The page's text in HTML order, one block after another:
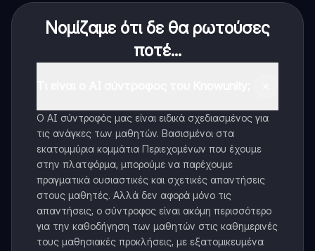
Νομίζαμε ότι δε θα ρωτούσες
ποτέ...
Ο AI σύντροφός μας είναι ειδικά σχεδιασμένος για
τις ανάγκες των μαθητών. Βασισμένοι στα
εκατομμύρια κομμάτια Περιεχομένων που έχουμε
στην πλατφόρμα, μπορούμε να παρέχουμε
πραγματικά ουσιαστικές και σχετικές απαντήσεις
στους μαθητές. Αλλά δεν αφορά μόνο τις
απαντήσεις, ο σύντροφος είναι ακόμη περισσότερο
για την καθοδήγηση των μαθητών στις καθημερινές
τους μαθησιακές προκλήσεις, με εξατομικευμένα